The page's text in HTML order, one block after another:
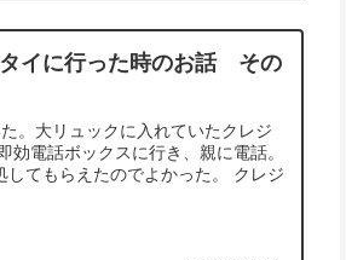
イに行った時のお話 その
。大リュックに入れていたクレジ
電話ボックスに行き、親に電話。
てもらえたのでよかった。 クレジ